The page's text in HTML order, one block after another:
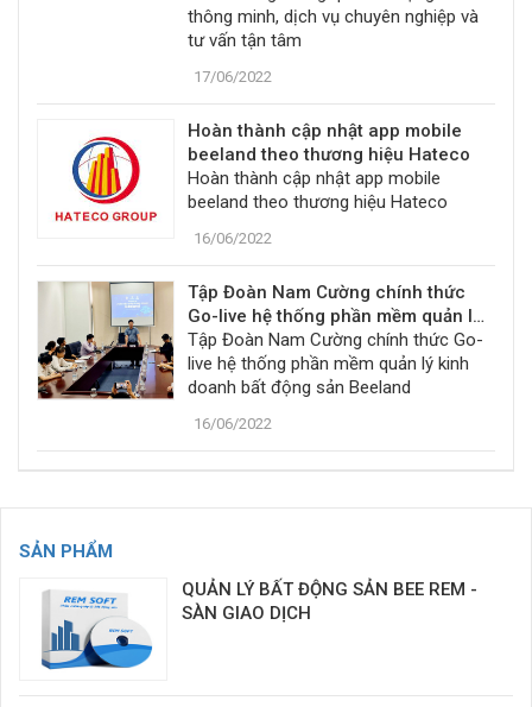
thông minh, dịch vụ chuyên nghiệp và
tư vấn tận tâm
17/06/2022
Hoàn thành cập nhật app mobile
beeland theo thương hiệu Hateco
Hoàn thành cập nhật app mobile
beeland theo thương hiệu Hateco
16/06/2022
Tập Đoàn Nam Cường chính thức
Go-live hệ thống phần mềm quản lý
kinh doanh bất động sản Beeland
Tập Đoàn Nam Cường chính thức Go-
live hệ thống phần mềm quản lý kinh
doanh bất động sản Beeland
16/06/2022
SẢN PHẨM
QUẢN LÝ BẤT ĐỘNG SẢN BEE REM -
SÀN GIAO DỊCH